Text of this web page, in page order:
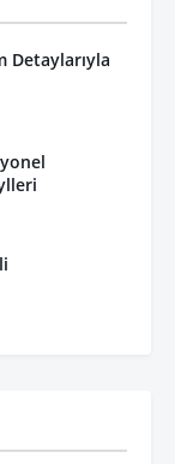
Detaylarıyla